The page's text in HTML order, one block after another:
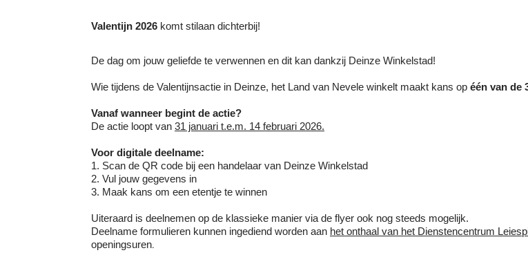
Valentijn 2026 komt stilaan dichterbij!
De dag om jouw geliefde te verwennen en dit kan dankzij Deinze Winkelstad!
Wie tijdens de Valentijnsactie in Deinze, het Land van Nevele winkelt maakt kans op één van de
Vanaf wanneer begint de actie?
De actie loopt van 31 januari t.e.m. 14 februari 2026.
Voor digitale deelname:
1. Scan de QR code bij een handelaar van Deinze Winkelstad
2. Vul jouw gegevens in
3. Maak kans om een etentje te winnen
Uiteraard is deelnemen op de klassieke manier via de flyer ook nog steeds mogelijk.
Deelname formulieren kunnen ingediend worden aan het onthaal van het Dienstencentrum
openingsuren.